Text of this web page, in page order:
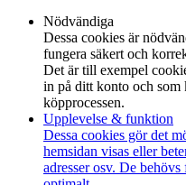
Nödvändiga
Dessa cookies är
fungera säkert och
Det är till exempel
in på ditt konto och
köpprocessen.
Upplevelse & funktion
Dessa cookies gör det
hemsidan visas eller
adresser osv. De